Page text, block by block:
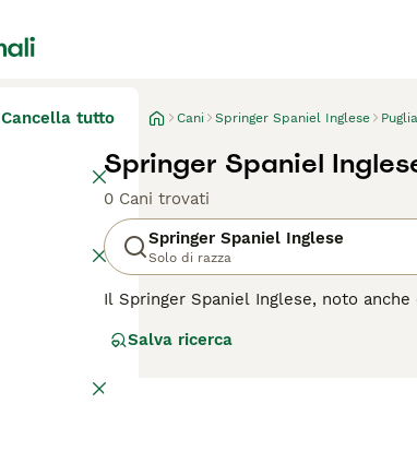
Cancella tutto Cani Springer Spaniel Inglese Puglia
Springer Spaniel
0 Cani trovati
Springer Spaniel Inglese
Solo di razza
Il Springer Spaniel Inglese, noto
disponibile in varie colorazioni, come
appassionati di sport cinofili. È noto
Salva ricerca